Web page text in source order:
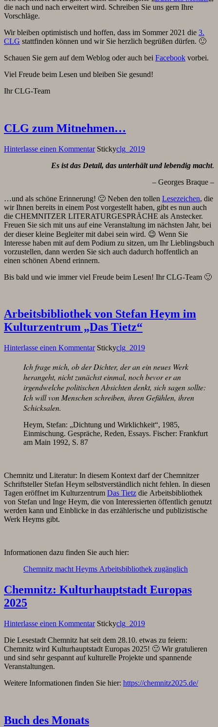
die nach und nach erweitert wird. Schreiben Sie uns gern Ihre
Vorschläge.
Wir bleiben optimistisch und hoffen, dass im Sommer 2021 die 3.
CLG stattfinden können und wir Sie herzlich begrüßen dürfen. 🙂
Schauen Sie gern auf dem Weblog oder auch bei Facebook vorbei.
Viel Freude beim Lesen und bleiben Sie gesund!
Ihr CLG-Team
CLG zum Mitnehmen…
Hinterlasse einen Kommentar Stickyclg_2019
Es ist das Detail, das unterhält und lebendig macht.
– Georges Braque –
…und als schöne Erinnerung! 🙂 Neben den tollen Lesezeichen, die
wir Ihnen bereits in einem Post vorgestellt haben, gibt es nun auch
die CHEMNITZER LITERATURGESPRÄCHE als Anstecker.
Freuen Sie sich mit uns auf eine Veranstaltung im nächsten Jahr, bei
der dieser kleine Begleiter mit dabei sein wird. 😉 Wenn Sie
Interesse haben mit auf dem Podium zu sitzen, um Ihr Lieblingsbuch
vorzustellen, dann werden Sie sich auch dadurch hoffentlich an
einen schönen Abend erinnern.
Bis bald und wie immer viel Freude beim Lesen! Ihr CLG-Team 🙂
Arbeitsbibliothek von Stefan Heym im
Kulturzentrum „Das Tietz“
Hinterlasse einen Kommentar Stickyclg_2019
Ich frage mich, ob der Dichter, der an ein neues Werk
herangeht, nicht zunächst einmal, noch bevor er an
irgendwelche politischen Absichten denkt, sich sagen sollte:
Ich will von Menschen schreiben, ihren Gefühlen, ihren
Schicksalen.
Heym, Stefan: „Dichtung und Wirklichkeit“, 1985,
Einmischung. Gespräche, Reden, Essays. Fischer: Frankfurt
am Main 1992, S. 87
Chemnitz und Literatur: In diesem Kontext darf der Chemnitzer
Schriftsteller Stefan Heym selbstverständlich nicht fehlen. In diesen
Tagen eröffnet im Kulturzentrum Das Tietz die Arbeitsbibliothek
von Stefan und Inge Heym, die von Interessierten öffentlich genutzt
werden kann und Einblicke in das erzählerische und publizistische
Werk Heyms gibt.
Informationen dazu finden Sie auch hier:
Chemnitz macht Heyms Arbeitsbibliothek zugänglich
Chemnitz: Kulturhauptstadt Europas
2025
Hinterlasse einen Kommentar Stickyclg_2019
Die Lesestadt Chemnitz hat seit dem 28.10. etwas zu feiern:
Chemnitz wird Kulturhauptstadt Europas 2025! 🙂 Wir gratulieren
und sind sehr gespannt auf kulturelle Projekte und spannende
Veranstaltungen.
Weitere Informationen finden Sie hier: https://chemnitz2025.de/
Buch des Monats